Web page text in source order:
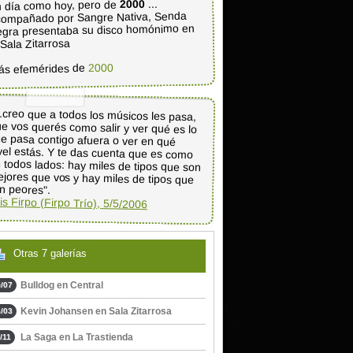
día como hoy, pero de2000 ...
por Sangre Nativa, Senda
presentaba su disco homónimo en
Zitarrosa
efemérides de 2000
que a todos los músicos les pasa,
vos querés como salir y ver qué es lo
pasa contigo afuera o ver en qué
estás. Y te das cuenta que es como
todos lados: hay miles de tipos que son
que vos y hay miles de tipos que
peores".
Firpo (Firpo Trío), 5/5/2006
Otras 7 galerías
07 Bulldog en Central
03 Kevin Johansen en Sala Zitarrosa
11 La Saga en La Trastienda